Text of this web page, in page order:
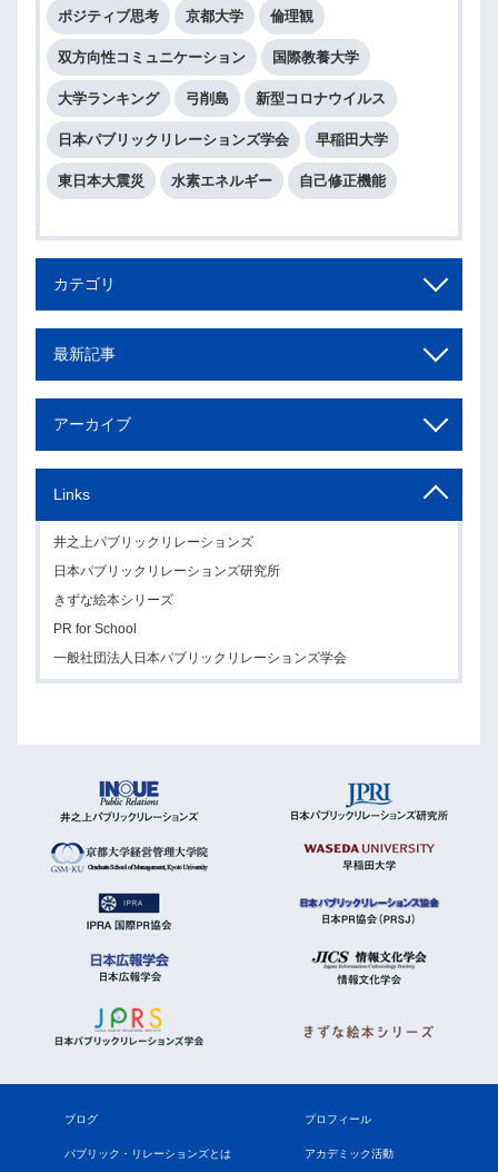
ポジティブ思考 京都大学 倫理観
双方向性コミュニケーション 国際教養大学
大学ランキング 弓削島 新型コロナウイルス
日本パブリックリレーションズ学会 早稲田大学
東日本大震災 水素エネルギー 自己修正機能
カテゴリ
最新記事
アーカイブ
Links
井之上パブリックリレーションズ
日本パブリックリレーションズ研究所
きずな絵本シリーズ
PR for School
一般社団法人日本パブリックリレーションズ学会
ブログ プロフィール
パブリック・リレーションズとは アカデミック活動